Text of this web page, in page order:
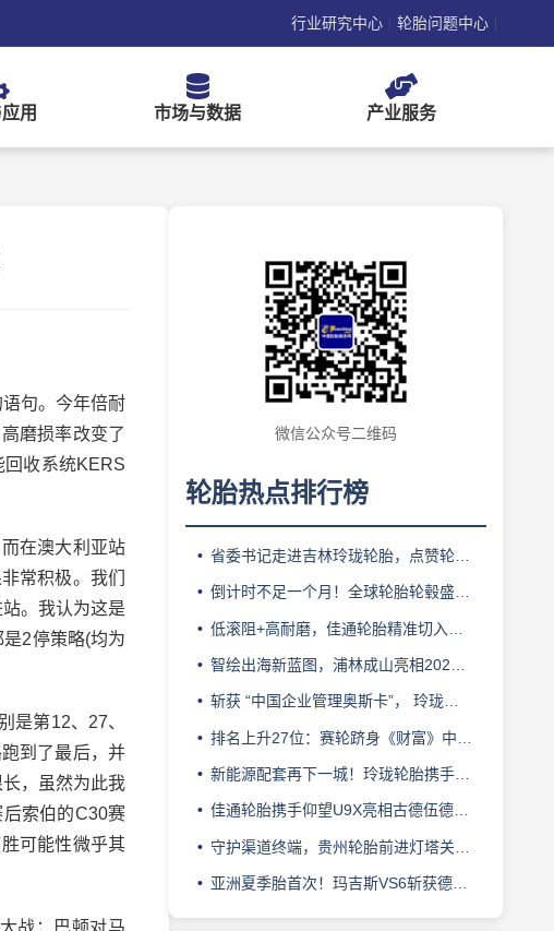
行业研究中心 | 轮胎问题中心 |
用 市场与数据 产业服务
句。今年倍耐
磨损率改变了
收系统KERS
在澳大利亚站
常积极。我们
。我认为这是
2停策略(均为
第12、27、
到了最后，并
，虽然为此我
后索伯的C30赛
可能性微乎其
战：巴顿对马
微信公众号二维码
轮胎热点排行榜
省委书记走进吉林玲珑轮胎，点赞轮胎智造标杆
倒计时不足一个月！全球轮胎轮毂盛会即将登陆上海！
低滚阻+高耐磨，佳通轮胎精准切入新能源轻卡赛道
智绘出海新蓝图，浦林成山亮相2026泰中合作博览会
斩获 “中国企业管理奥斯卡”， 玲珑轮胎蝉联 BMC 大奖
排名上升27位：赛轮跻身《财富》中国500强背后的增长逻辑
新能源配套再下一城！玲珑轮胎携手小鹏L03全球上市
佳通轮胎携手仰望U9X亮相古德伍德，以轮胎科技挑战性能边界
守护渠道终端，贵州轮胎前进灯塔关爱基金驰援长春受灾门店
亚洲夏季胎首次！玛吉斯VS6斩获德国TÜV SÜD高阶认证